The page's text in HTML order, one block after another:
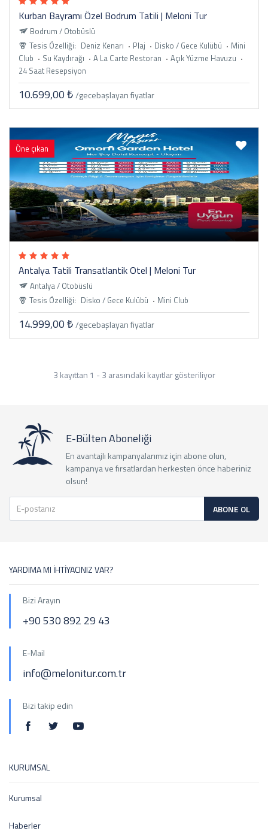
Kurban Bayramı Özel Bodrum Tatili | Meloni Tur
Tesis Özelliği: Deniz Kenarı Plaj Disko / Gece Kulübü
Mini
Club
Su Kaydırağı A La Carte Restoran
Açık Yüzme Havuzu
24 Saat Resepsiyon
Bodrum / Otobüslü
10.699,00 ₺/gecebaşlayan fiyatlar
Öne çıkan
Antalya Tatili Transatlantik Otel | Meloni Tur
Tesis Özelliği: Disko / Gece Kulübü Mini Club
Antalya / Otobüslü
14.999,00 ₺/gecebaşlayan fiyatlar
3 kayıttan 1 - 3 arasındaki kayıtlar gösteriliyor
E-Bülten Aboneliği
En avantajlı kampanyalarımız için abone olun,
kampanya ve fırsatlardan herkesten önce haberiniz
olsun!
ABONE OL
YARDIMA MI İHTİYACINIZ VAR?
Bizi Arayın
+90 530 892 29 43
E-Mail
info@melonitur.com.tr
Bizi takip edin
KURUMSAL
Kurumsal
Haberler